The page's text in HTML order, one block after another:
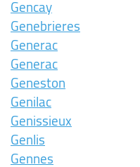
Gencay
Genebrieres
Generac
Generac
Geneston
Genilac
Genissieux
Genlis
Gennes